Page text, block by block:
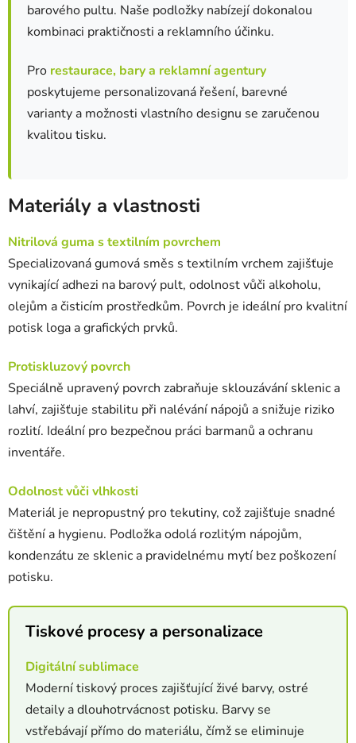
barového pultu. Naše podložky nabízejí dokonalou
kombinaci praktičnosti a reklamního účinku.
Pro restaurace, bary a reklamní agentury
poskytujeme personalizovaná řešení, barevné
varianty a možnosti vlastního designu se zaručenou
kvalitou tisku.
Materiály a vlastnosti
Nitrilová guma s textilním povrchem
Specializovaná gumová směs s textilním vrchem zajišťuje
vynikající adhezi na barový pult, odolnost vůči alkoholu,
olejům a čisticím prostředkům. Povrch je ideální pro kvalitní
potisk loga a grafických prvků.
Protiskluzový povrch
Speciálně upravený povrch zabraňuje sklouzávání sklenic a
lahví, zajišťuje stabilitu při nalévání nápojů a snižuje riziko
rozlití. Ideální pro bezpečnou práci barmanů a ochranu
inventáře.
Odolnost vůči vlhkosti
Materiál je nepropustný pro tekutiny, což zajišťuje snadné
čištění a hygienu. Podložka odolá rozlitým nápojům,
kondenzátu ze sklenic a pravidelnému mytí bez poškození
potisku.
Tiskové procesy a personalizace
Digitální sublimace
Moderní tiskový proces zajišťující živé barvy, ostré
detaily a dlouhotrvácnost potisku. Barvy se
vstřebávají přímo do materiálu, čímž se eliminuje